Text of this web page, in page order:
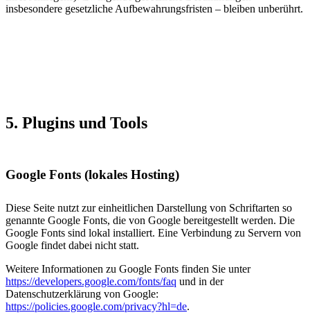
insbesondere gesetzliche Aufbewahrungsfristen – bleiben unberührt.
5. Plugins und Tools
Google Fonts (lokales Hosting)
Diese Seite nutzt zur einheitlichen Darstellung von Schriftarten so
genannte Google Fonts, die von Google bereitgestellt werden. Die
Google Fonts sind lokal installiert. Eine Verbindung zu Servern von
Google findet dabei nicht statt.
Weitere Informationen zu Google Fonts finden Sie unter
https://developers.google.com/fonts/faq und in der
Datenschutzerklärung von Google:
https://policies.google.com/privacy?hl=de.